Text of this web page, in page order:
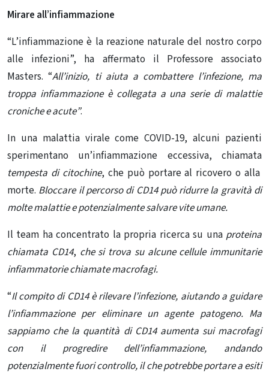
Mirare all’infiammazione
“L’infiammazione è la reazione naturale del nostro corpo
alle infezioni”, ha affermato il Professore associato
Masters. “All’inizio, ti aiuta a combattere l’infezione, ma
troppa infiammazione è collegata a una serie di malattie
croniche e acute”.
In una malattia virale come COVID-19, alcuni pazienti
sperimentano un’infiammazione eccessiva, chiamata
tempesta di citochine, che può portare al ricovero o alla
morte. Bloccare il percorso di CD14 può ridurre la gravità di
molte malattie e potenzialmente salvare vite umane.
Il team ha concentrato la propria ricerca su unaproteina
chiamata CD14, che si trova su alcune cellule immunitarie
infiammatorie chiamate macrofagi.
“Il compito di CD14 è rilevare l’infezione, aiutando a guidare
l’infiammazione per eliminare un agente patogeno. Ma
sappiamo che la quantità di CD14 aumenta sui macrofagi
con il progredire dell’infiammazione, andando
potenzialmente fuori controllo, il che potrebbe portare a esiti